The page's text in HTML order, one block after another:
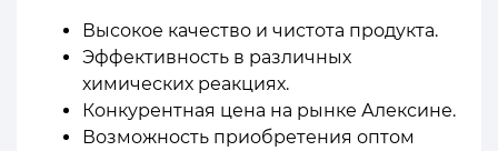
Высокое качество и чистота продукта.
Эффективность в различных
химических реакциях.
Конкурентная цена на рынке Алексине.
Возможность приобретения оптом